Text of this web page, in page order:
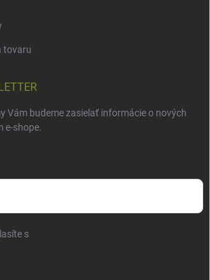
tovaru
Vám budeme zasielať informácie o nových
e-shope.
s